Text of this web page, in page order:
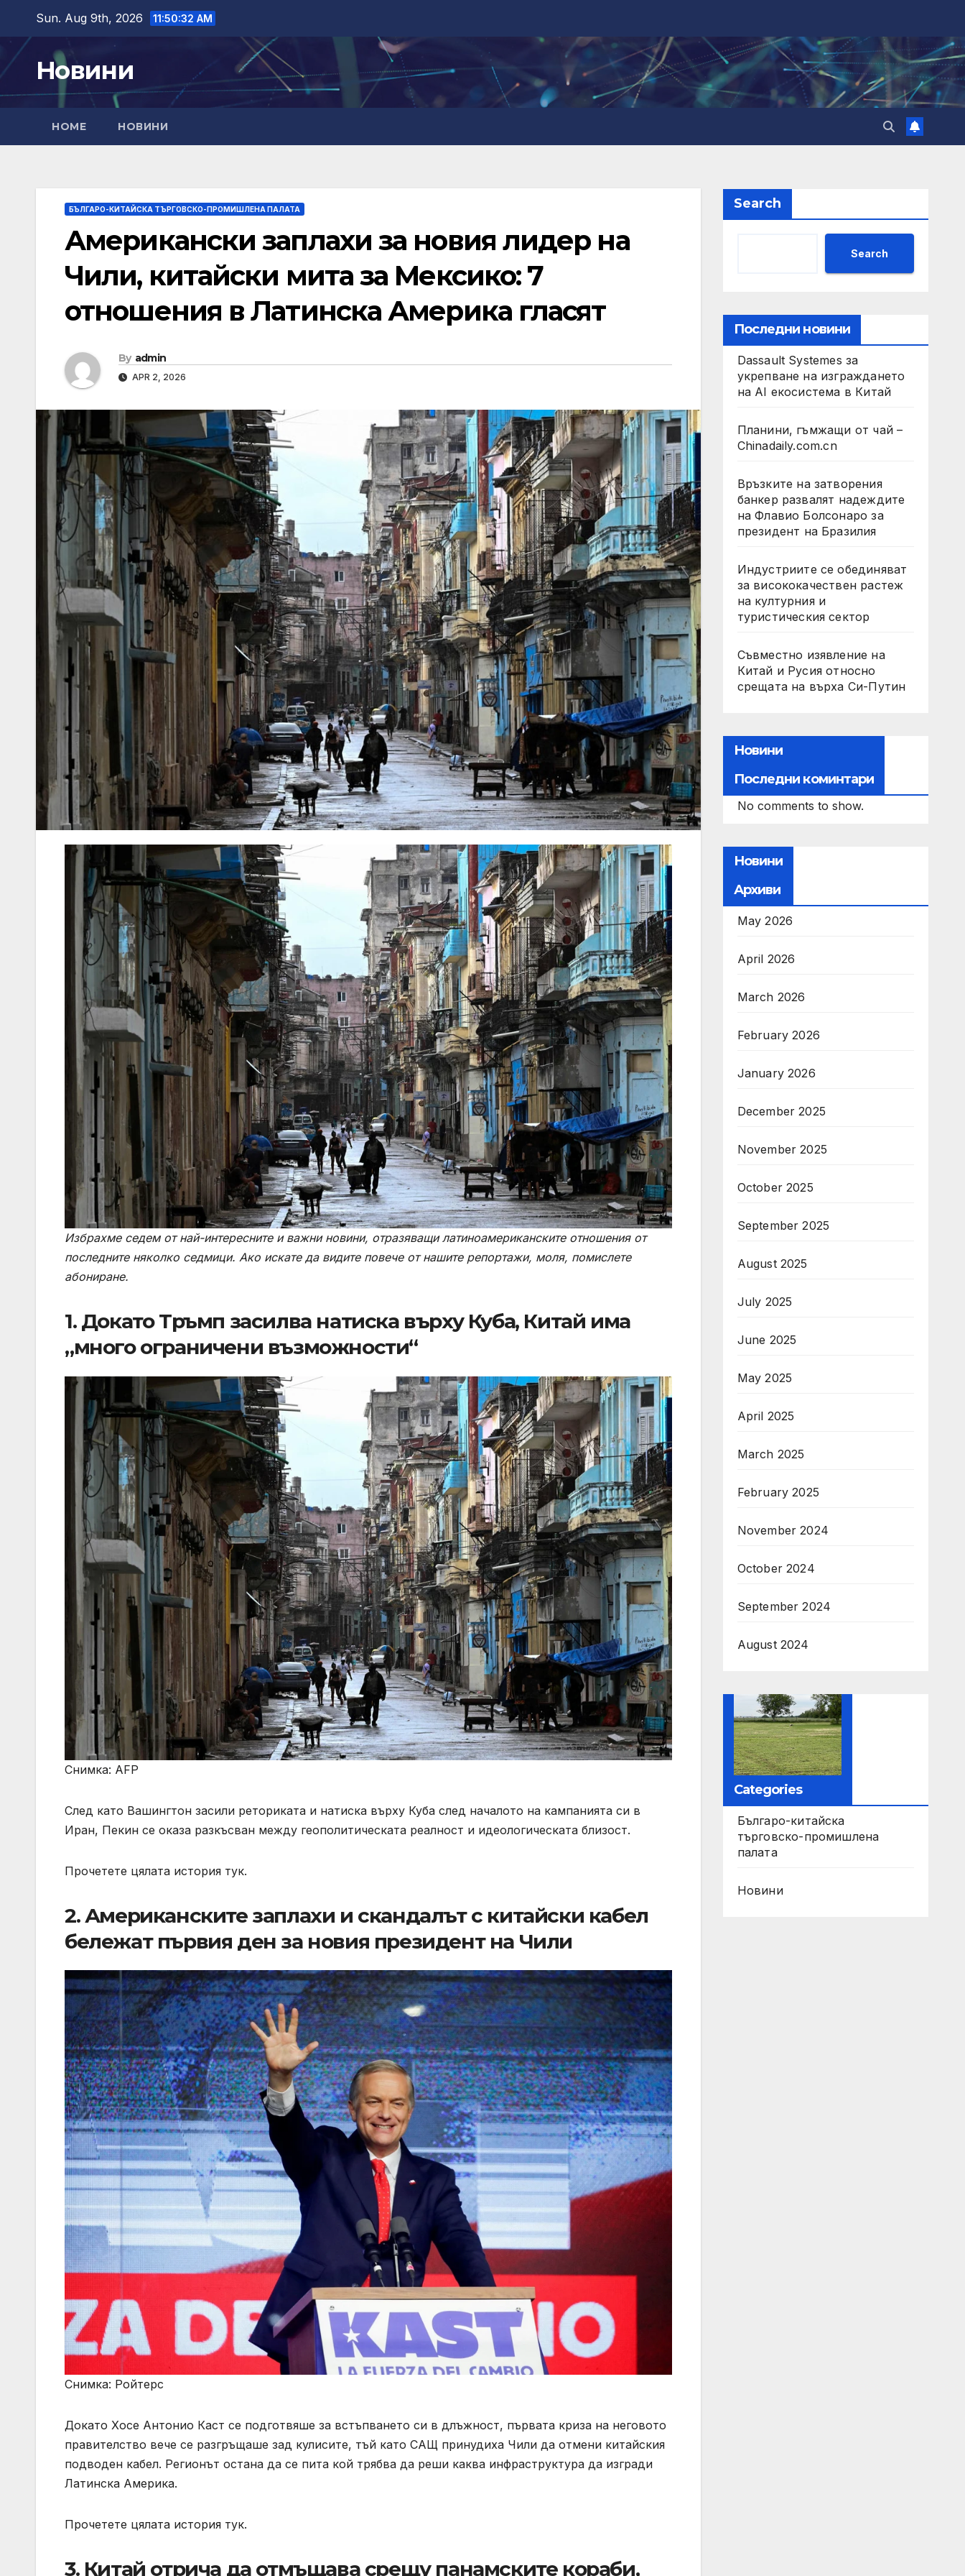
content
Sun. Aug 9th, 2026 11:50:34 AM
Новини
HOME НОВИНИ
БЪЛГАРО-КИТАЙСКА ТЪРГОВСКО-ПРОМИШЛЕНА ПАЛАТА
Американски заплахи за новия лидер на
Чили, китайски мита за Мексико: 7
отношения в Латинска Америка гласят
By admin
APR 2, 2026
Избрахме седем от най-интересните и важни новини, отразяващи латиноамериканските отношения от
последните няколко седмици. Ако искате да видите повече от нашите репортажи, моля, помислете
абониране.
1. Докато Тръмп засилва натиска върху Куба, Китай има
„много ограничени възможности“
Снимка: AFP
След като Вашингтон засили реториката и натиска върху Куба след началото на кампанията си в
Иран, Пекин се оказа разкъсван между геополитическата реалност и идеологическата близост.
Прочетете цялата история тук.
2. Американските заплахи и скандалът с китайски кабел
бележат първия ден за новия президент на Чили
Снимка: Ройтерс
Докато Хосе Антонио Каст се подготвяше за встъпването си в длъжност, първата криза на неговото
правителство вече се разгръщаше зад кулисите, тъй като САЩ принудиха Чили да отмени китайския
подводен кабел. Регионът остана да се пита кой трябва да реши каква инфраструктура да изгради
Латинска Америка.
Прочетете цялата история тук.
3. Китай отрича да отмъщава срещу панамските кораби,
Search
Search
Последни новини
Dassault Systemes за
укрепване на изграждането
на AI екосистема в Китай
Планини, гъмжащи от чай –
Chinadaily.com.cn
Връзките на затворения
банкер развалят надеждите
на Флавио Болсонаро за
президент на Бразилия
Индустриите се обединяват
за висококачествен растеж
на културния и
туристическия сектор
Съвместно изявление на
Китай и Русия относно
срещата на върха Си-Путин
Новини
Последни коминтари
No comments to show.
Новини
Архиви
May 2026
April 2026
March 2026
February 2026
January 2026
December 2025
November 2025
October 2025
September 2025
August 2025
July 2025
June 2025
May 2025
April 2025
March 2025
February 2025
November 2024
October 2024
September 2024
August 2024
Categories
Българо-китайска
търговско-промишлена
палата
Новини